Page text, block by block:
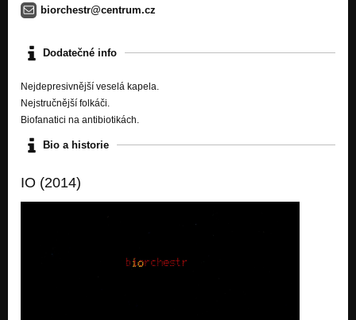
biorchestr@centrum.cz
Dodatečné info
Nejdepresivnější veselá kapela.
Nejstručnější folkáči.
Biofanatici na antibiotikách.
Bio a historie
IO (2014)